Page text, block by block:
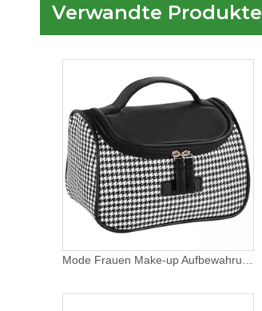
Verwandte Produkte
Mode Frauen Make-up Aufbewahrungstasche Tägliche Kosmetik Organizer Kulturbeutel